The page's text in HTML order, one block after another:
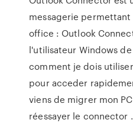
messagerie
office : Outlook
l'utilisateur Windows
comment je dois
pour acceder
viens de migrer mon
réessayer le connector